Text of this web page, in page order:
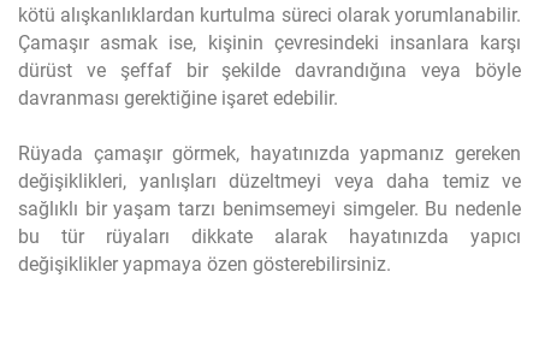
kötü alışkanlıklardan kurtulma süreci olarak yorumlanabilir.
Çamaşır asmak ise, kişinin çevresindeki insanlara karşı
dürüst ve şeffaf bir şekilde davrandığına veya böyle
davranması gerektiğine işaret edebilir.
Rüyada çamaşır görmek, hayatınızda yapmanız gereken
değişiklikleri, yanlışları düzeltmeyi veya daha temiz ve
sağlıklı bir yaşam tarzı benimsemeyi simgeler. Bu nedenle
bu tür rüyaları dikkate alarak hayatınızda yapıcı
değişiklikler yapmaya özen gösterebilirsiniz.